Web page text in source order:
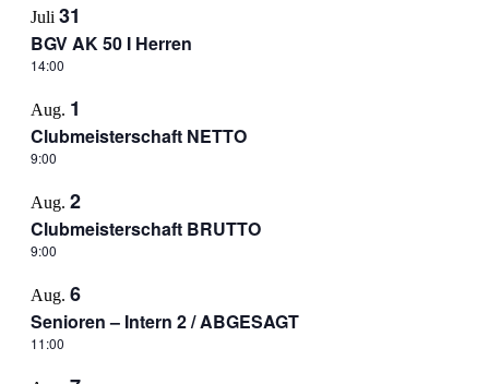
Juli 31
BGV AK 50 I Herren
14:00
Aug. 1
Clubmeisterschaft NETTO
9:00
Aug. 2
Clubmeisterschaft BRUTTO
9:00
Aug. 6
Senioren – Intern 2 / ABGESAGT
11:00